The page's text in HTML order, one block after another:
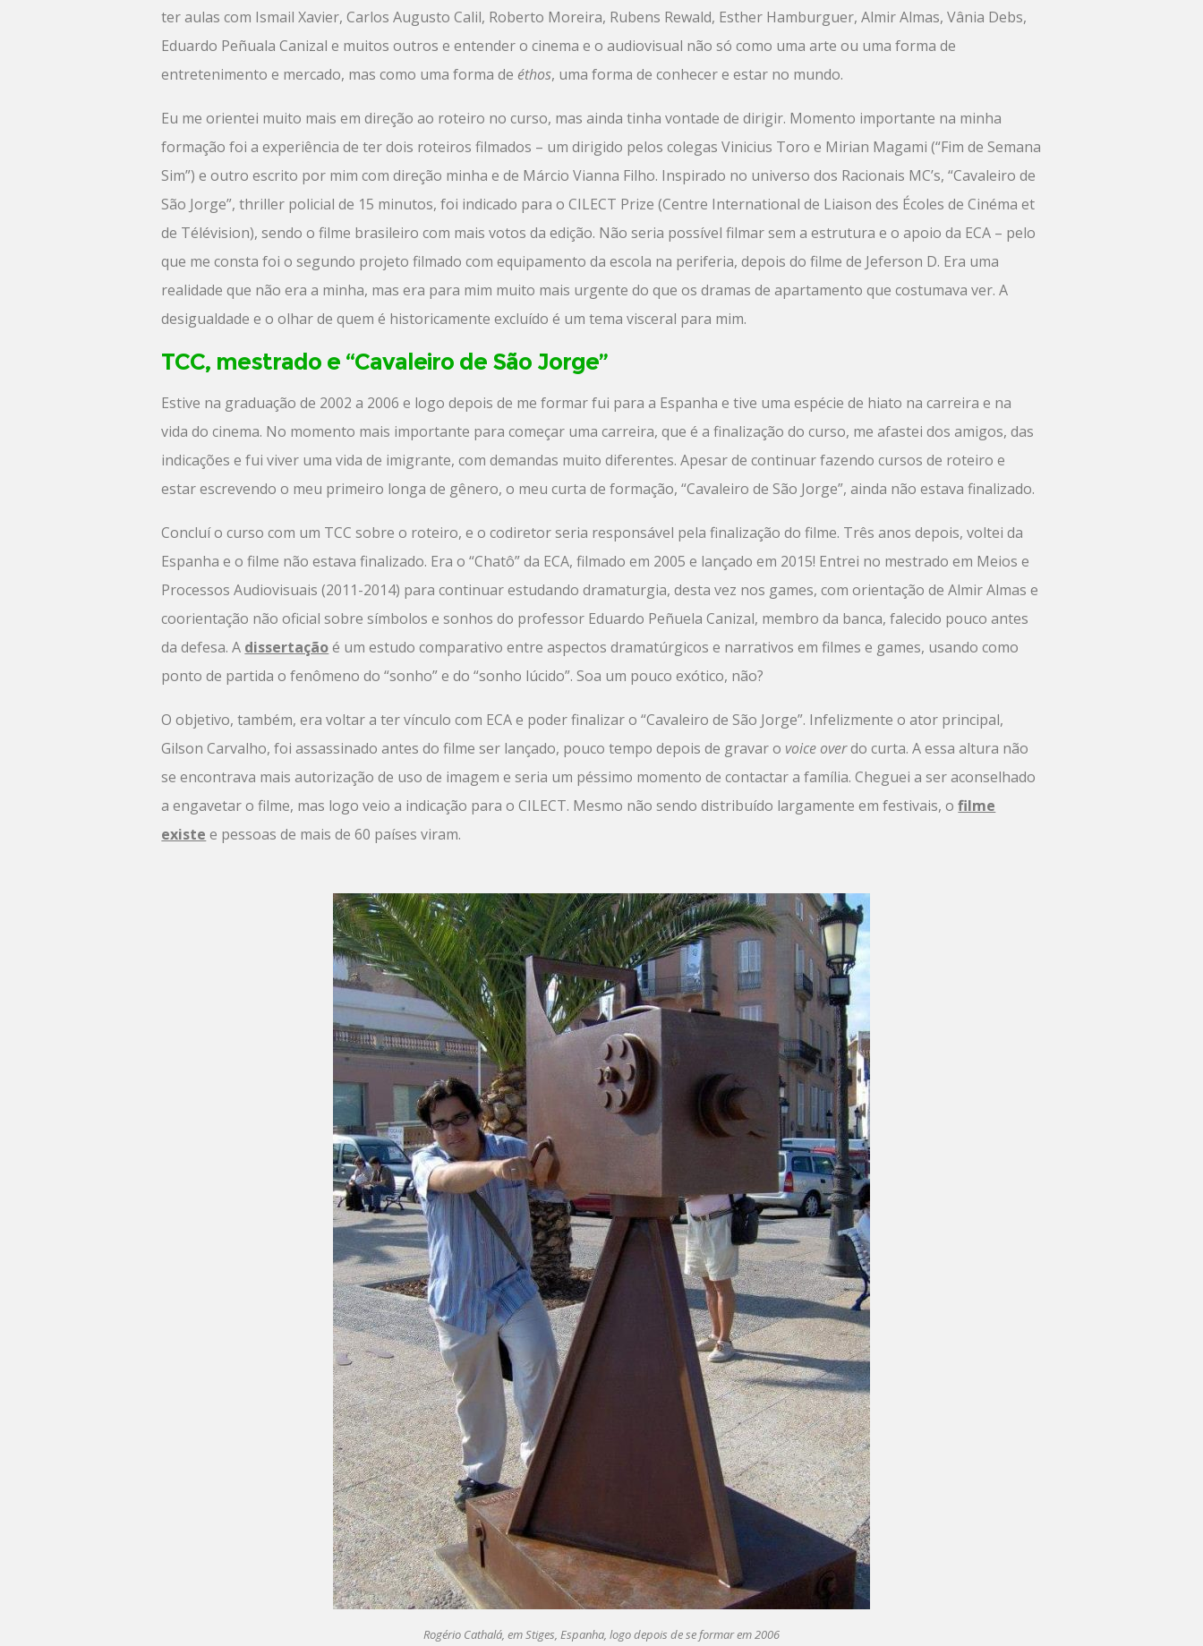
ter aulas com Ismail Xavier, Carlos Augusto Calil, Roberto Moreira, Rubens Rewald, Esther Hamburguer, Almir Almas, Vânia Debs,
Eduardo Peñuala Canizal e muitos outros e entender o cinema e o audiovisual não só como uma arte ou uma forma de
entretenimento e mercado, mas como uma forma de éthos, uma forma de conhecer e estar no mundo.
Eu me orientei muito mais em direção ao roteiro no curso, mas ainda tinha vontade de dirigir. Momento importante na minha
formação foi a experiência de ter dois roteiros filmados – um dirigido pelos colegas Vinicius Toro e Mirian Magami (“Fim de Semana
Sim”) e outro escrito por mim com direção minha e de Márcio Vianna Filho. Inspirado no universo dos Racionais MC’s, “Cavaleiro de
São Jorge”, thriller policial de 15 minutos, foi indicado para o CILECT Prize (Centre International de Liaison des Écoles de Cinéma et
de Télévision), sendo o filme brasileiro com mais votos da edição. Não seria possível filmar sem a estrutura e o apoio da ECA – pelo
que me consta foi o segundo projeto filmado com equipamento da escola na periferia, depois do filme de Jeferson D. Era uma
realidade que não era a minha, mas era para mim muito mais urgente do que os dramas de apartamento que costumava ver. A
desigualdade e o olhar de quem é historicamente excluído é um tema visceral para mim.
TCC, mestrado e “Cavaleiro de São Jorge”
Estive na graduação de 2002 a 2006 e logo depois de me formar fui para a Espanha e tive uma espécie de hiato na carreira e na
vida do cinema. No momento mais importante para começar uma carreira, que é a finalização do curso, me afastei dos amigos, das
indicações e fui viver uma vida de imigrante, com demandas muito diferentes. Apesar de continuar fazendo cursos de roteiro e
estar escrevendo o meu primeiro longa de gênero, o meu curta de formação, “Cavaleiro de São Jorge”, ainda não estava finalizado.
Concluí o curso com um TCC sobre o roteiro, e o codiretor seria responsável pela finalização do filme. Três anos depois, voltei da
Espanha e o filme não estava finalizado. Era o “Chatô” da ECA, filmado em 2005 e lançado em 2015! Entrei no mestrado em Meios e
Processos Audiovisuais (2011-2014) para continuar estudando dramaturgia, desta vez nos games, com orientação de Almir Almas e
coorientação não oficial sobre símbolos e sonhos do professor Eduardo Peñuela Canizal, membro da banca, falecido pouco antes
da defesa. A dissertaçãoé um estudo comparativo entre aspectos dramatúrgicos e narrativos em filmes e games, usando como
ponto de partida o fenômeno do “sonho” e do “sonho lúcido”. Soa um pouco exótico, não?
O objetivo, também, era voltar a ter vínculo com ECA e poder finalizar o “Cavaleiro de São Jorge”. Infelizmente o ator principal,
Gilson Carvalho, foi assassinado antes do filme ser lançado, pouco tempo depois de gravar o voice overdo curta. A essa altura não
se encontrava mais autorização de uso de imagem e seria um péssimo momento de contactar a família. Cheguei a ser aconselhado
a engavetar o filme, mas logo veio a indicação para o CILECT. Mesmo não sendo distribuído largamente em festivais, ofilme
existe e pessoas de mais de 60 países viram.
Rogério Cathalá, em Stiges, Espanha, logo depois de se formar em 2006